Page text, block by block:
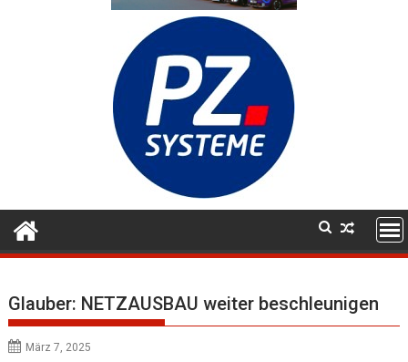
Glauber: NETZAUSBAU weiter beschleunigen
März 7, 2025